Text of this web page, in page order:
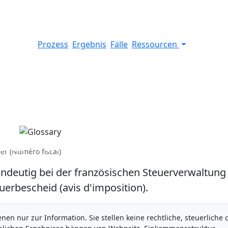
Prozess Ergebnis Fälle Ressourcen
(Numéro
(Numéro fiscal)
bei der französischen Steuerverwaltung
(avis d'imposition).
nur zur Information. Sie stellen keine rechtliche, steuerliche